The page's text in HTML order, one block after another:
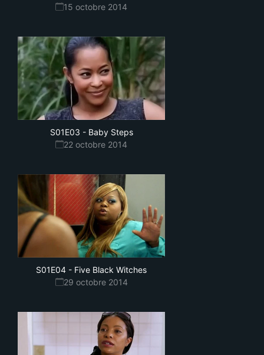
15 octobre 2014
S01E03 - Baby Steps
22 octobre 2014
S01E04 - Five Black Witches
29 octobre 2014